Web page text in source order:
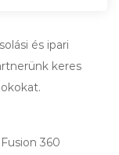
és ipari
keres
360